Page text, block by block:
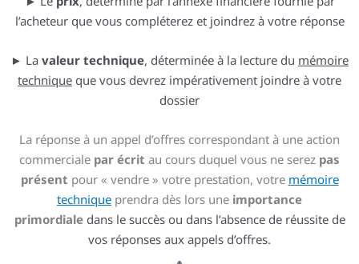
l’acheteur que vous compléterez et joindrez à votre réponse
► La valeur technique, déterminée à la lecture du mémoire
technique que vous devrez impérativement joindre à votre
dossier
La réponse à un appel d’offres correspondant à une action
commerciale par écrit au cours duquel vous ne serez pas
présent pour « vendre » votre prestation, votre mémoire
technique prendra dès lors une importance
primordiale dans le succès ou dans l’absence de réussite de
vos réponses aux appels d’offres.